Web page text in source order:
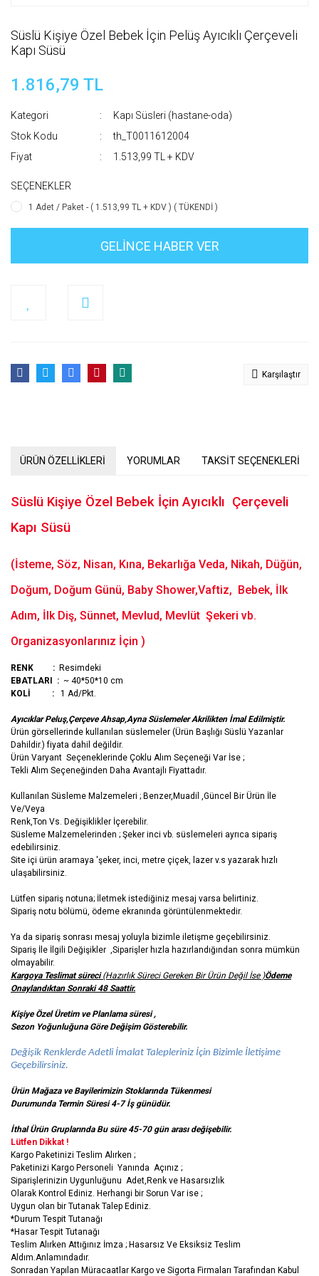
Süslü Kişiye Özel Bebek İçin Pelüş Ayıcıklı Çerçeveli
Kapı Süsü
1.816,79 TL
Kategori
Kapı Süsleri (hastane-oda)
Stok Kodu
th_T0011612004
Fiyat
1.513,99 TL + KDV
SEÇENEKLER
1 Adet / Paket - ( 1.513,99 TL + KDV ) ( TÜKENDİ )
GELİNCE HABER VER
Karşılaştır
ÜRÜN ÖZELLİKLERİ YORUMLAR TAKSİT SEÇENEKLERİ
Süslü Kişiye Özel Bebek İçin Ayıcıklı Çerçeveli
Kapı Süsü
(İsteme, Söz, Nisan, Kına, Bekarlığa Veda, Nikah, Düğün,
Doğum, Doğum Günü, Baby Shower,Vaftiz, Bebek, İlk
Adım, İlk Diş, Sünnet, Mevlud, Mevlüt Şekeri vb.
Organizasyonlarınız İçin )
RENK : Resimdeki
EBATLARI : ~ 40*50*10 cm
KOLİ : 1 Ad/Pkt.
Ayıcıklar Peluş,Çerçeve Ahsap,Ayna Süslemeler Akrilikten İmal Edilmiştir.
Ürün görsellerinde kullanılan süslemeler (Ürün Başlığı Süslü Yazanlar
Dahildir.) fiyata dahil değildir.
Ürün Varyant Seçeneklerinde Çoklu Alım Seçeneği Var İse ;
Tekli Alım Seçeneğinden Daha Avantajlı Fiyattadır.
Kullanılan Süsleme Malzemeleri ; Benzer,Muadil ,Güncel Bir Ürün İle
Ve/Veya
Renk,Ton Vs. Değişiklikler İçerebilir.
Süsleme Malzemelerinden ; Şeker inci vb. süslemeleri ayrıca sipariş
edebilirsiniz.
Site içi ürün aramaya 'şeker, inci, metre çiçek, lazer v.s yazarak hızlı
ulaşabilirsiniz.
Lütfen sipariş notuna; İletmek istediğiniz mesaj varsa belirtiniz.
Sipariş notu bölümü, ödeme ekranında görüntülenmektedir.
Ya da sipariş sonrası mesaj yoluyla bizimle iletişme geçebilirsiniz.
Sipariş İle İlgili Değişikler ,Siparişler hızla hazırlandığından sonra mümkün
olmayabilir.
Kargoya Teslimat süreci(Hazırlık Süreci Gereken Bir Ürün Değil İse )Ödeme
Onaylandıktan Sonraki 48 Saattir.
Kişiye Özel Üretim ve Planlama süresi ,
Sezon Yoğunluğuna Göre Değişim Gösterebilir.
Değişik Renklerde Adetli İmalat Talepleriniz İçin Bizimle İletişime
Geçebilirsiniz.
Ürün Mağaza ve Bayilerimizin Stoklarında Tükenmesi
Durumunda Termin Süresi 4-7 İş günüdür.
İthal Ürün Gruplarında Bu süre 45-70 gün arası değişebilir.
Lütfen Dikkat !
Kargo Paketinizi Teslim Alırken ;
Paketinizi Kargo Personeli Yanında Açınız ;
Siparişlerinizin Uygunluğunu Adet,Renk ve Hasarsızlık
Olarak Kontrol Ediniz. Herhangi bir Sorun Var ise ;
Uygun olan bir Tutanak Talep Ediniz.
*Durum Tespit Tutanağı
*Hasar Tespit Tutanağı
Teslim Alırken Attığınız İmza ; Hasarsız Ve Eksiksiz Teslim
Aldım.Anlamındadır.
Sonradan Yapılan Müracaatlar Kargo ve Sigorta Firmaları Tarafından Kabul